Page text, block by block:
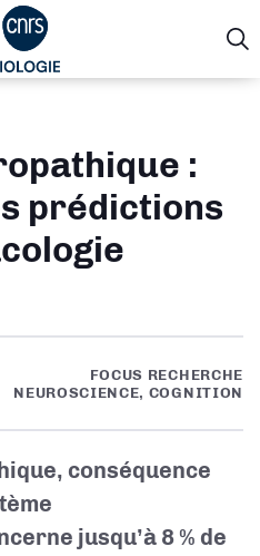
:
prédictions
FOCUS RECHERCHE
NEUROSCIENCE, COGNITION
conséquence
jusqu’à 8 % de